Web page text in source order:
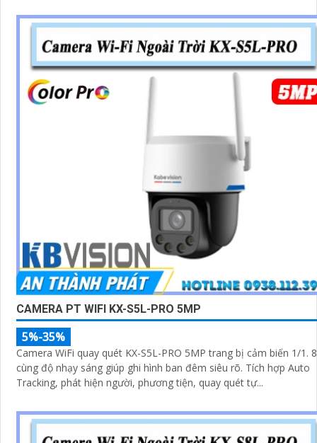
CAMERA PT WIFI KX-S5L-PRO 5MP
5%-35%
Camera WiFi quay quét KX-S5L-PRO 5MP trang bị cảm biến 1/1.
cùng độ nhạy sáng giúp ghi hình ban đêm siêu rõ. Tích hợp Auto
Tracking, phát hiện người, phương tiện, quay quét tự...